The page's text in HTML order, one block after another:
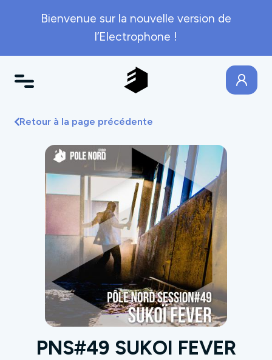
Bienvenue sur la nouvelle version de
l’Electrophone !
Retour à la page précédente
PNS#49 SUKOI FEVER